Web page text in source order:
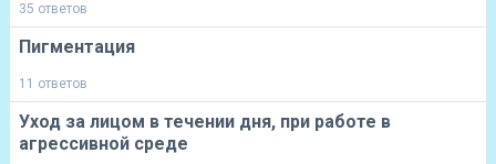
35 ответов
Пигментация
11 ответов
Уход за лицом в течении дня, при работе в
агрессивной среде